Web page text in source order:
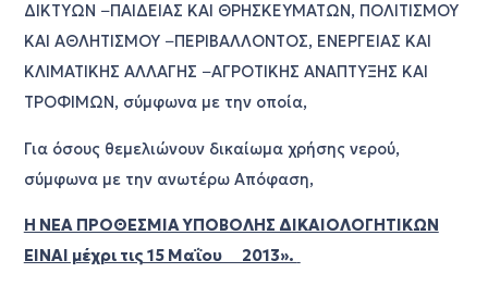
ΔΙΚΤΥΩΝ −ΠΑΙΔΕΙΑΣ ΚΑΙ ΘΡΗΣΚΕΥΜΑΤΩΝ, ΠΟΛΙΤΙΣΜΟΥ
ΚΑΙ ΑΘΛΗΤΙΣΜΟΥ −ΠΕΡΙΒΑΛΛΟΝΤΟΣ, ΕΝΕΡΓΕΙΑΣ ΚΑΙ
ΚΛΙΜΑΤΙΚΗΣ ΑΛΛΑΓΗΣ −ΑΓΡΟΤΙΚΗΣ ΑΝΑΠΤΥΞΗΣ ΚΑΙ
ΤΡΟΦΙΜΩΝ, σύμφωνα με την οποία,
Για όσους θεμελιώνουν δικαίωμα χρήσης νερού,
σύμφωνα με την ανωτέρω Απόφαση,
Η ΝΕΑ ΠΡΟΘΕΣΜΙΑ ΥΠΟΒΟΛΗΣ ΔΙΚΑΙΟΛΟΓΗΤΙΚΩΝ
ΕΙΝΑΙ μέχρι τις 15 Μαΐου 2013».